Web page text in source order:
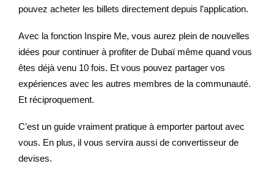
pouvez acheter les billets directement depuis l’application.
Avec la fonction Inspire Me, vous aurez plein de nouvelles
idées pour continuer à profiter de Dubaï même quand vous
êtes déjà venu 10 fois. Et vous pouvez partager vos
expériences avec les autres membres de la communauté.
Et réciproquement.
C’est un guide vraiment pratique à emporter partout avec
vous. En plus, il vous servira aussi de convertisseur de
devises.